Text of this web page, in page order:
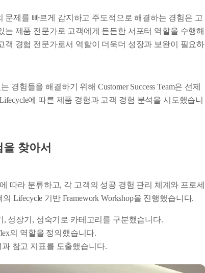
문제를 빠르게 감지하고 주도적으로 해결하는 경험은 고
제품 전문가로 고객에게 든든한 서포터 역할을 수행해
경험 전문가로서 역할이 더욱더 성장과 보완이 필요하
험들을 해결하기 위해 Customer Success Team은 선제
에 따른 제품 경험과 고객 경험 분석을 시도했습니
찾아서
에 따라 분류하고, 각 고객의 성공 경험 관리 체계와 프로세
Lifecycle 기반 Framework Workshop을 진행했습니다.
성장기, 성숙기로 카테고리를 구분했습니다.
의 역할을 정의했습니다.
참고 지표를 도출했습니다.